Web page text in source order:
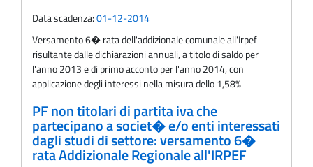
Data scadenza:01-12-2014
Versamento 6� rata dell'addizionale comunale all'Irpef
risultante dalle dichiarazioni annuali, a titolo di saldo per
l'anno 2013 e di primo acconto per l'anno 2014, con
applicazione degli interessi nella misura dello 1,58%
PF non titolari di partita iva che
partecipano a societ� e/o enti interessati
dagli studi di settore: versamento 6�
rata Addizionale Regionale all'IRPEF